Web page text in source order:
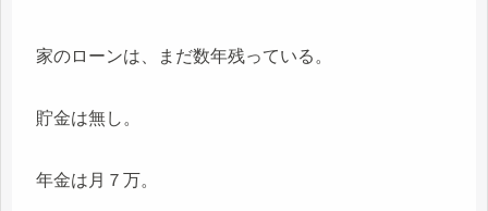
家のローンは、まだ数年残っている。
貯金は無し。
年金は月７万。